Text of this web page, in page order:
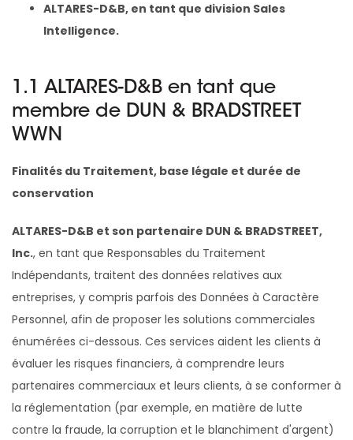
ALTARES-D&B, en tant que division Sales
Intelligence.
1.1 ALTARES-D&B en tant que
membre de DUN & BRADSTREET
WWN
Finalités du Traitement, base légale et durée de
conservation
ALTARES-D&B et son partenaire DUN & BRADSTREET,
Inc., en tant que Responsables du Traitement
Indépendants, traitent des données relatives aux
entreprises, y compris parfois des Données à Caractère
Personnel, afin de proposer les solutions commerciales
énumérées ci-dessous. Ces services aident les clients à
évaluer les risques financiers, à comprendre leurs
partenaires commerciaux et leurs clients, à se conformer à
la réglementation (par exemple, en matière de lutte
contre la fraude, la corruption et le blanchiment d'argent)